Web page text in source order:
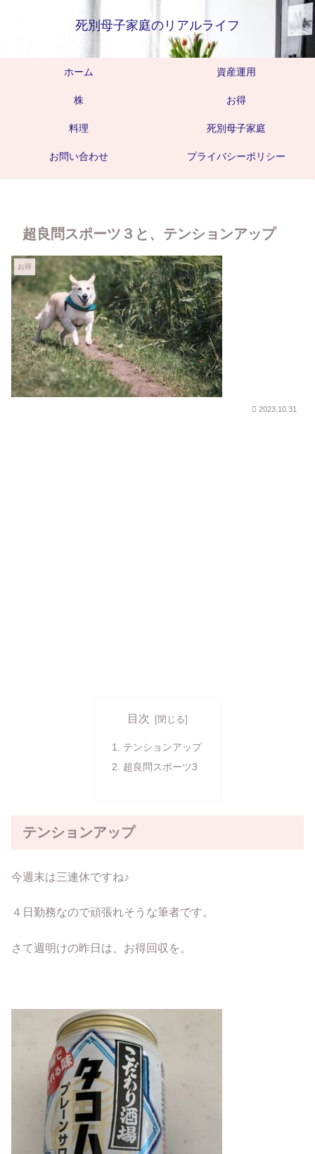
死別母子家庭のリアルライフ
ホーム 資産運用
株 お得
料理 死別母子家庭
お問い合わせ プライバシーポリシー
超良問スポーツ３と、テンションアップ
お得
2023.10.31
目次
テンションアップ
超良問スポーツ3
テンションアップ
今週末は三連休ですね♪
４日勤務なので頑張れそうな筆者です。
さて週明けの昨日は、お得回収を。